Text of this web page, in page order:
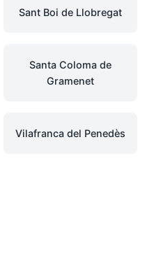
Sant Boi de Llobregat
Santa Coloma de
Gramenet
Vilafranca del Penedès